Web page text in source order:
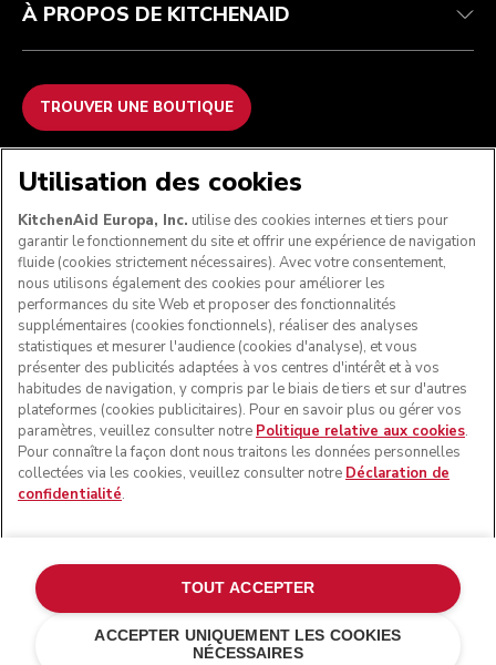
À PROPOS DE KITCHENAID
TROUVER UNE BOUTIQUE
NOUS ACCEPTONS
SUIVEZ-NOUS
forme du robot pâtissier multifonction sont des marques
commerciales aux États-Unis et ailleurs.
Gérer mes cookies
Politique de confidentialité
Politique en matière de cookies
Utilisation des cookies
KitchenAid Europa, Inc. utilise des cookies internes et tiers pour
garantir le fonctionnement du site et offrir une expérience de navigation
fluide (cookies strictement nécessaires). Avec votre consentement,
nous utilisons également des cookies pour améliorer les
performances du site Web et proposer des fonctionnalités
supplémentaires (cookies fonctionnels), réaliser des analyses
statistiques et mesurer l'audience (cookies d'analyse), et vous
présenter des publicités adaptées à vos centres d'intérêt et à vos
habitudes de navigation, y compris par le biais de tiers et sur d'autres
plateformes (cookies publicitaires). Pour en savoir plus ou gérer vos
paramètres, veuillez consulter notre Politique relative aux cookies.
Pour connaître la façon dont nous traitons les données personnelles
collectées via les cookies, veuillez consulter notre Déclaration de
confidentialité.
ACCEPTER UNIQUEMENT LES COOKIES
NÉCESSAIRES
TOUT ACCEPTER